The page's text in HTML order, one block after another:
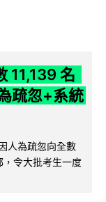
11,139 名
疏忽+系統
人為疏忽向全數
令大批考生一度